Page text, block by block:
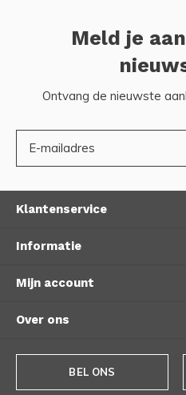
Meld je
Ontvang de nieuwste
Klantenservice
Informatie
Mijn account
Over ons
BEL ONS